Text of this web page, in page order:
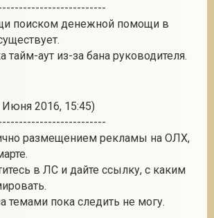
поиском денежной помощи в
тайм-аут из-за бана руководителя.
Июня 2016, 15:45)
размещением рекламы на ОЛХ,
в ЛС и дайте ссылку, с каким
темами пока следить не могу.